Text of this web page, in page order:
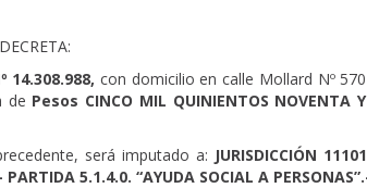
14.308.988,con domicilio en calle Mollard Nº
de Pesos CINCO MIL QUINIENTOS NOVENTA
será imputado a: JURISDICCIÓN
5.1.4.0. “AYUDA SOCIAL A